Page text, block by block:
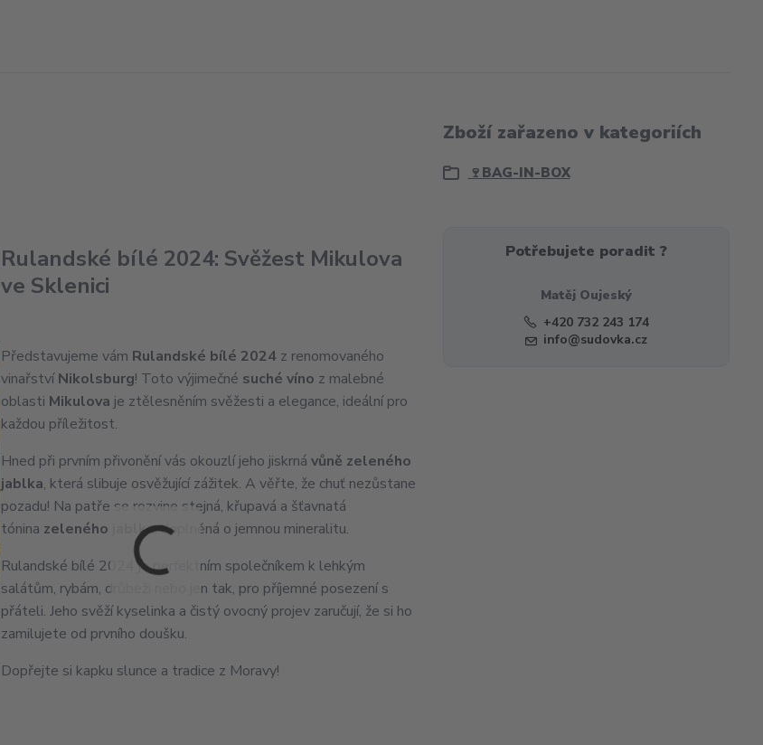
Rulandské bílé 2024: Svěžest Mikulova
ve Sklenici
Představujeme vám Rulandské bílé 2024 z renomovaného
vinařstvíNikolsburg! Toto výjimečné suché víno z malebné
oblasti Mikulova je ztělesněním svěžesti a elegance, ideální pro
každou příležitost.
Hned při prvním přivonění vás okouzlí jeho jiskrná vůně zeleného
jablka, která slibuje osvěžující zážitek. A věřte, že chuť nezůstane
pozadu! Na patře se rozvine stejná, křupavá a šťavnatá
tónina zeleného jablka, doplněná o jemnou mineralitu.
Rulandské bílé 2024 je perfektním společníkem k lehkým
salátům, rybám, drůbeži nebo jen tak, pro příjemné posezení s
přáteli. Jeho svěží kyselinka a čistý ovocný projev zaručují, že si ho
zamilujete od prvního doušku.
Dopřejte si kapku slunce a tradice z Moravy!
Zboží zařazeno v kategoriích
🍷BAG-IN-BOX
Potřebujete poradit ?
Matěj Oujeský
+420 732 243 174
info@sudovka.cz